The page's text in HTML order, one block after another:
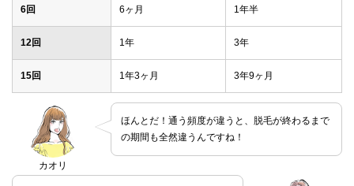
6回 6ヶ月 1年半
12回 1年 3年
15回 1年3ヶ月 3年9ヶ月
カオリ
ほんとだ！通う頻度が違うと、脱毛が終わるまで
の期間も全然違うんですね！